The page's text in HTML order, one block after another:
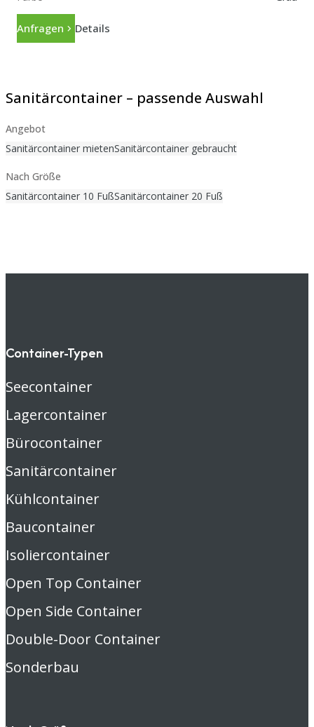
Anfragen Details
Sanitärcontainer – passende Auswahl
Angebot
Sanitärcontainer mietenSanitärcontainer gebraucht
Nach Größe
Sanitärcontainer 10 FußSanitärcontainer 20 Fuß
Container-Typen
Seecontainer
Lagercontainer
Bürocontainer
Sanitärcontainer
Kühlcontainer
Baucontainer
Isoliercontainer
Open Top Container
Open Side Container
Double-Door Container
Sonderbau